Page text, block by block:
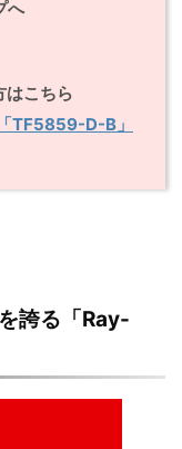
へ
はこちら
TF5859-D-B」
誇る「Ray-